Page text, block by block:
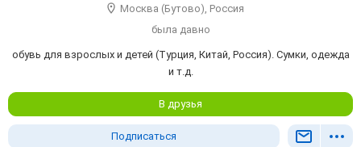
Москва (Бутово), Россия
была давно
обувь для взрослых и детей (Турция, Китай, Россия). Сумки, одежда
и т.д.
В друзья
Подписаться